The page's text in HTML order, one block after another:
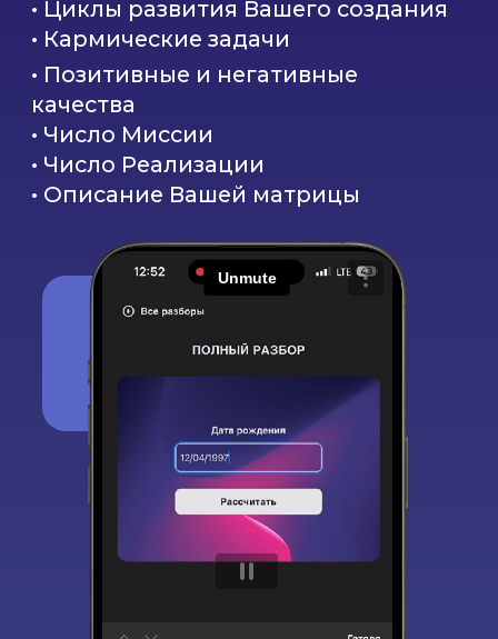
• К чему приведет Ваше
взаимодействие
• Для чего Вы даны друг другу
• Общее Число Реализации
• Как правильно выстроить
отношения
• Общие сведения Совместимости